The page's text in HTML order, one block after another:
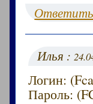
Ответить
Илья :
Логин:
Пароль: